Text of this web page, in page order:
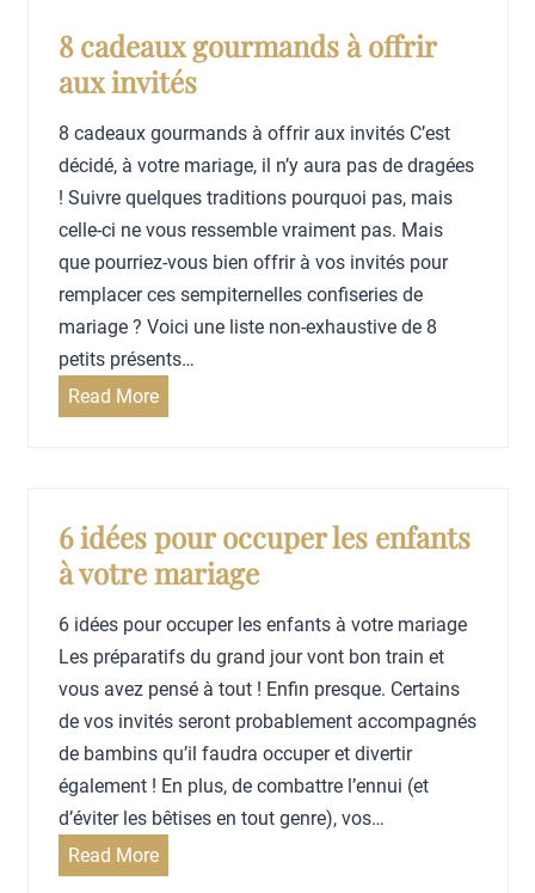
d
e
r
a
t
p
a
s
n
d
e
d
e
p
h
o
t
o
n
t
r
é
d
u
i
r
e
v
o
t
u
d
e
m
r
a
g
8 cadeaux gourmands à offrir
aux invités
8 cadeaux gourmands à offrir aux invités C’est
décidé, à votre mariage, il n’y aura pas de dragées
! Suivre quelques traditions pourquoi pas, mais
celle-ci ne vous ressemble vraiment pas. Mais
que pourriez-vous bien offrir à vos invités pour
remplacer ces sempiternelles confiseries de
mariage ? Voici une liste non-exhaustive de 8
petits présents…
Read More8
a
u
x
g
o
u
r
m
a
n
d
6 idées pour occuper les enfants
à votre mariage
6 idées pour occuper les enfants à votre mariage
Les préparatifs du grand jour vont bon train et
vous avez pensé à tout ! Enfin presque. Certains
de vos invités seront probablement accompagnés
de bambins qu’il faudra occuper et divertir
également ! En plus, de combattre l’ennui (et
d’éviter les bêtises en tout genre), vos…
Read More6